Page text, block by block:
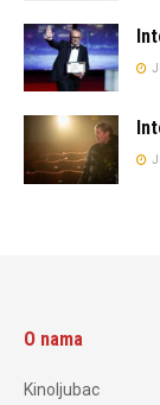
O nama
Kinoljubac